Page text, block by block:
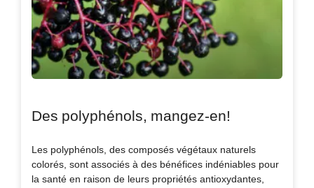
Des polyphénols, mangez-en!
Les polyphénols, des composés végétaux naturels
colorés, sont associés à des bénéfices indéniables pour
la santé en raison de leurs propriétés antioxydantes,